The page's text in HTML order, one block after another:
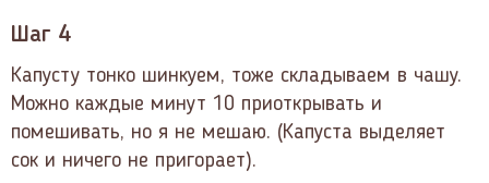
Шаг 4
Капусту тонко шинкуем, тоже складываем в чашу.
Можно каждые минут 10 приоткрывать и
помешивать, но я не мешаю. (Капуста выделяет
сок и ничего не пригорает).